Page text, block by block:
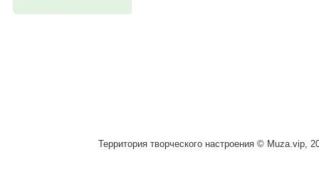
Территория творческого настроения © Muza.vip,